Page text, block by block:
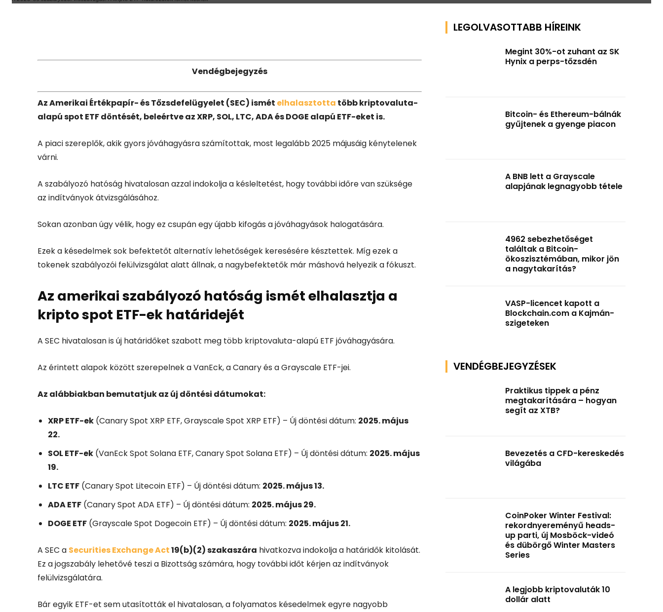
Vendégbejegyzés
Az Amerikai Értékpapír- és Tőzsdefelügyelet (SEC) ismét elhalasztotta több kriptovaluta-
alapú spot ETF döntését, beleértve az XRP, SOL, LTC, ADA és DOGE alapú ETF-eket is.
A piaci szereplők, akik gyors jóváhagyásra számítottak, most legalább 2025 májusáig kénytelenek
várni.
A szabályozó hatóság hivatalosan azzal indokolja a késleltetést, hogy további időre van szüksége
az indítványok átvizsgálásához.
Sokan azonban úgy vélik, hogy ez csupán egy újabb kifogás a jóváhagyások halogatására.
Ezek a késedelmek sok befektetőt alternatív lehetőségek keresésére késztettek. Míg ezek a
tokenek szabályozói felülvizsgálat alatt állnak, a nagybefektetők már máshová helyezik a fókuszt.
Az amerikai szabályozó hatóság ismét elhalasztja a
kripto spot ETF-ek határidejét
A SEC hivatalosan is új határidőket szabott meg több kriptovaluta-alapú ETF jóváhagyására.
Az érintett alapok között szerepelnek a VanEck, a Canary és a Grayscale ETF-jei.
Az alábbiakban bemutatjuk az új döntési dátumokat:
XRP ETF-ek (Canary Spot XRP ETF, Grayscale Spot XRP ETF) – Új döntési dátum: 2025. május
22.
SOL ETF-ek (VanEck Spot Solana ETF, Canary Spot Solana ETF) – Új döntési dátum: 2025. május
19.
LTC ETF (Canary Spot Litecoin ETF) – Új döntési dátum: 2025. május 13.
ADA ETF (Canary Spot ADA ETF) – Új döntési dátum: 2025. május 29.
DOGE ETF (Grayscale Spot Dogecoin ETF) – Új döntési dátum: 2025. május 21.
A SEC a Securities Exchange Act19(b)(2) szakaszára hivatkozva indokolja a határidők kitolását.
Ez a jogszabály lehetővé teszi a Bizottság számára, hogy további időt kérjen az indítványok
felülvizsgálatára.
Bár egyik ETF-et sem utasították el hivatalosan, a folyamatos késedelmek egyre nagyobb
LEGOLVASOTTABB HÍREINK
Megint 30%-ot zuhant az SK
Hynix a perps-tőzsdén
Bitcoin- és Ethereum-bálnák
gyűjtenek a gyenge piacon
A BNB lett a Grayscale
alapjának legnagyobb tétele
4962 sebezhetőséget
találtak a Bitcoin-
ökoszisztémában, mikor jön
a nagytakarítás?
VASP-licencet kapott a
Blockchain.com a Kajmán-
szigeteken
VENDÉGBEJEGYZÉSEK
Praktikus tippek a pénz
megtakarítására – hogyan
segít az XTB?
Bevezetés a CFD-kereskedés
világába
CoinPoker Winter Festival:
rekordnyereményű heads-
up parti, új Mosböck-videó
és dübörgő Winter Masters
Series
A legjobb kriptovaluták 10
dollár alatt